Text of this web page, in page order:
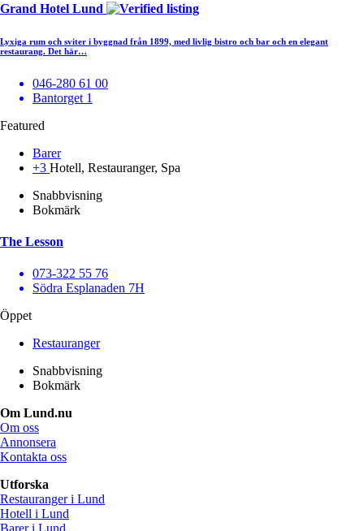
Grand Hotel Lund
Lyxiga rum och sviter i byggnad från 1899, med livlig bistro och bar och en elegant
restaurang. Det här…
046-280 61 00
Bantorget 1
Featured
Barer
+3 Hotell, Restauranger, Spa
Snabbvisning
Bokmärk
The Lesson
073-322 55 76
Södra Esplanaden 7H
Öppet
Restauranger
Snabbvisning
Bokmärk
Om Lund.nu
Om oss
Annonsera
Kontakta oss
Utforska
Restauranger i Lund
Hotell i Lund